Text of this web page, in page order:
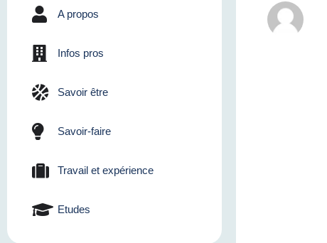
A propos
Infos pros
Savoir être
Savoir-faire
Travail et expérience
Etudes